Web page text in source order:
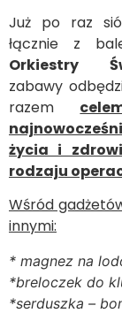
Już po raz
łącznie z
Orkiestry
zabawy
razem
życia i
rodzaju
Wśród
innymi:
* magnez na
*breloczek do
*serduszka –